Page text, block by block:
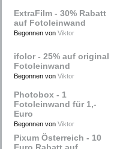
ExtraFilm - 30% Rabatt
auf Fotoleinwand
Begonnen von Viktor
ifolor - 25% auf original
Fotoleinwand
Begonnen von Viktor
Photobox - 1
Fotoleinwand für 1,-
Euro
Begonnen von Viktor
Pixum Österreich - 10